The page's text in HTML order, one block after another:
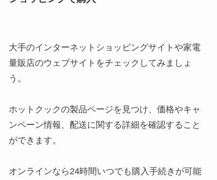
大手のインターネットショッピングサイトや家電
量販店のウェブサイトをチェックしてみましょ
う。
ホットクックの製品ページを見つけ、価格やキャ
ンペーン情報、配送に関する詳細を確認すること
ができます。
オンラインなら24時間いつでも購入手続きが可能